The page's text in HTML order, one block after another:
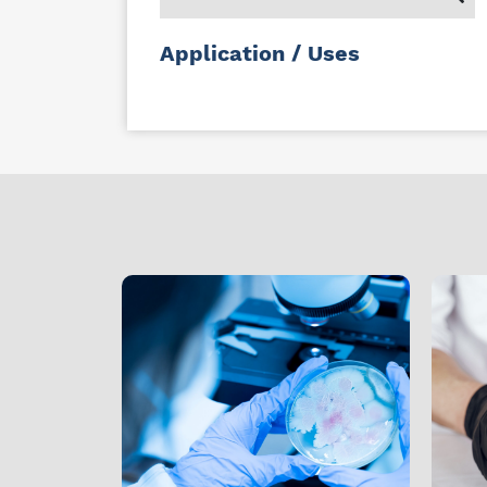
Application / Uses